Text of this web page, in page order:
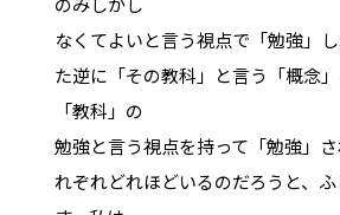
なくてよいと言う視点で「勉強」
た逆に「その教科」と言う「概念
「教科」の
勉強と言う視点を持って「勉強」
れぞれどれほどいるのだろうと、